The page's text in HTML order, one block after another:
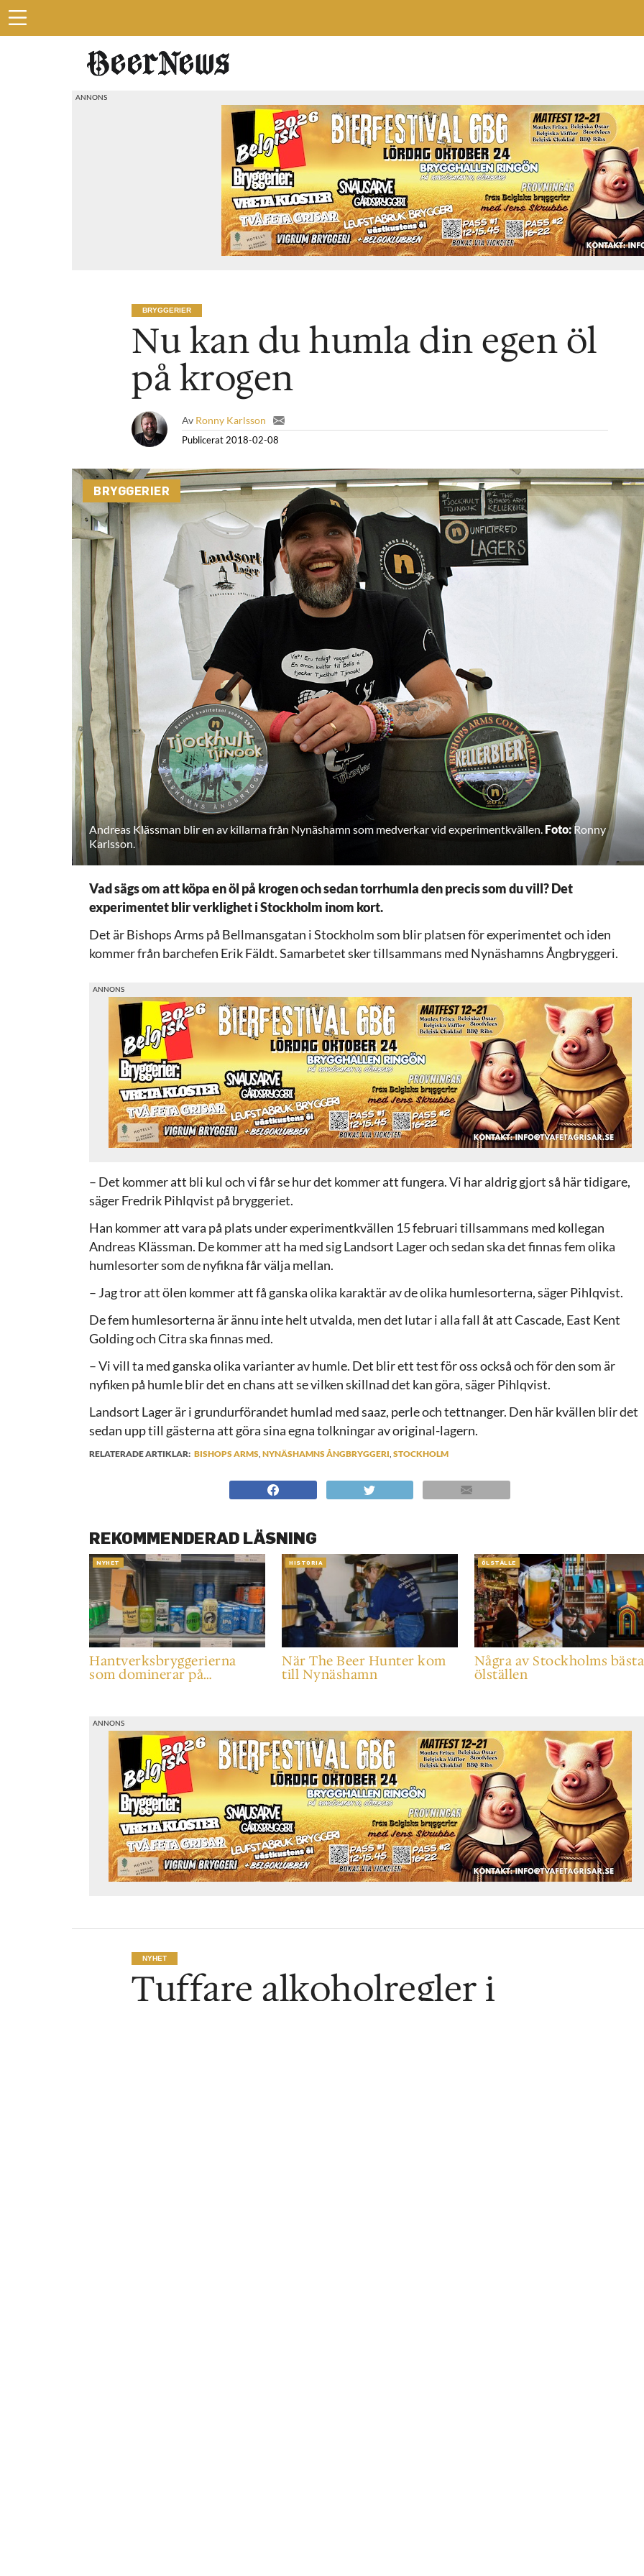
BRYGGERIER
Nu kan du humla din egen öl
på krogen
Av Ronny Karlsson
Publicerat 2018-02-08
BRYGGERIER
Andreas Klässman blir en av killarna från Nynäshamn som medverkar vid experimentkvällen. Foto:Ronny
Karlsson.
Vad sägs om att köpa en öl på krogen och sedan torrhumla den precis som du vill? Det
experimentet blir verklighet i Stockholm inom kort.
Det är Bishops Arms på Bellmansgatan i Stockholm som blir platsen för experimentet och iden
kommer från barchefen Erik Fäldt. Samarbetet sker tillsammans med Nynäshamns Ångbryggeri.
– Det kommer att bli kul och vi får se hur det kommer att fungera. Vi har aldrig gjort så här tidigare,
säger Fredrik Pihlqvist på bryggeriet.
Han kommer att vara på plats under experimentkvällen 15 februari tillsammans med kollegan
Andreas Klässman. De kommer att ha med sig Landsort Lager och sedan ska det finnas fem olika
humlesorter som de nyfikna får välja mellan.
– Jag tror att ölen kommer att få ganska olika karaktär av de olika humlesorterna, säger Pihlqvist.
De fem humlesorterna är ännu inte helt utvalda, men det lutar i alla fall åt att Cascade, East Kent
Golding och Citra ska finnas med.
– Vi vill ta med ganska olika varianter av humle. Det blir ett test för oss också och för den som är
nyfiken på humle blir det en chans att se vilken skillnad det kan göra, säger Pihlqvist.
Landsort Lager är i grundurförandet humlad med saaz, perle och tettnanger. Den här kvällen blir det
sedan upp till gästerna att göra sina egna tolkningar av original-lagern.
RELATERADE ARTIKLAR: BISHOPS ARMS,NYNÄSHAMNS ÅNGBRYGGERI,STOCKHOLM
REKOMMENDERAD LÄSNING
NYHET
Hantverksbryggerierna
som dominerar på
HISTORIA
När The Beer Hunter kom
till Nynäshamn
ÖLSTÄLLE
Några av Stockholms bästa
ölställen
NYHET
Tuffare alkoholregler i